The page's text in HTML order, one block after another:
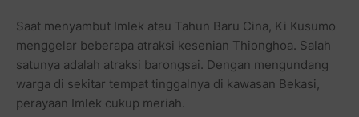
Saat menyambut Imlek atau Tahun Baru Cina, Ki Kusumo
menggelar beberapa atraksi kesenian Thionghoa. Salah
satunya adalah atraksi barongsai. Dengan mengundang
warga di sekitar tempat tinggalnya di kawasan Bekasi,
perayaan Imlek cukup meriah.